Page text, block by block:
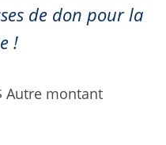
de don pour la
!
Autre montant